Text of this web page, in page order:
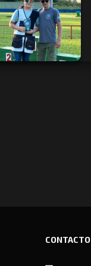
CONTACTO